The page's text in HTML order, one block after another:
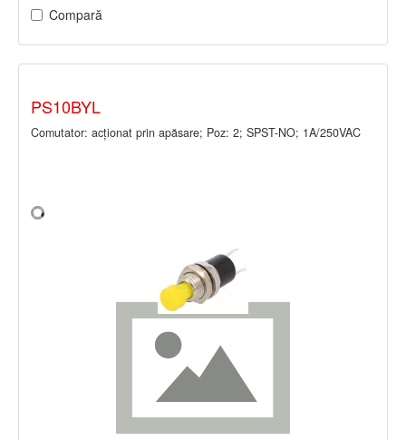
Compară
PS10BYL
Comutator: acţionat prin apăsare; Poz: 2; SPST-NO; 1A/250VAC